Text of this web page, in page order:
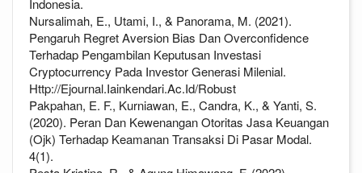
Indonesia.
Nursalimah, E., Utami, I., & Panorama, M. (2021).
Pengaruh Regret Aversion Bias Dan Overconfidence
Terhadap Pengambilan Keputusan Investasi
Cryptocurrency Pada Investor Generasi Milenial.
Http://Ejournal.Iainkendari.Ac.Id/Robust
Pakpahan, E. F., Kurniawan, E., Candra, K., & Yanti, S.
(2020). Peran Dan Kewenangan Otoritas Jasa Keuangan
(Ojk) Terhadap Keamanan Transaksi Di Pasar Modal.
4(1).